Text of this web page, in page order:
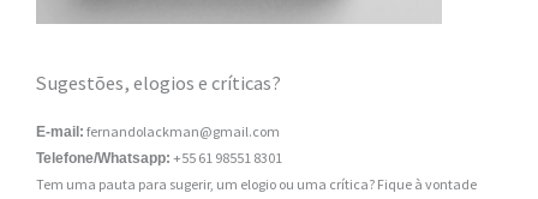
Sugestões, elogios e críticas?
E-mail: fernandolackman@gmail.com
Telefone/Whatsapp: +55 61 98551 8301
Tem uma pauta para sugerir, um elogio ou uma crítica? Fique à vontade